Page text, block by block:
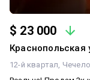
$ 23 000
Краснопольская
12-й квартал